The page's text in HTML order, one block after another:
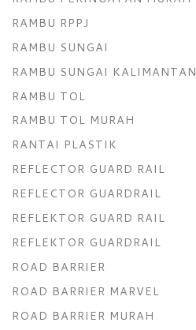
RAMBU RPPJ
RAMBU SUNGAI
RAMBU SUNGAI KALIMANTAN
RAMBU TOL
RAMBU TOL MURAH
RANTAI PLASTIK
REFLECTOR GUARD RAIL
REFLECTOR GUARDRAIL
REFLEKTOR GUARD RAIL
REFLEKTOR GUARDRAIL
ROAD BARRIER
ROAD BARRIER MARVEL
ROAD BARRIER MURAH